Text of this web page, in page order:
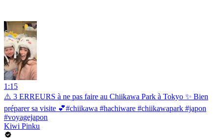
1:15
⚠️ 3 ERREURS à ne pas faire au Chiikawa Park à Tokyo ✨ Bien
préparer sa visite 💕#chiikawa #hachiware #chiikawapark #japon
#voyagejapon
Kiwi Pinku